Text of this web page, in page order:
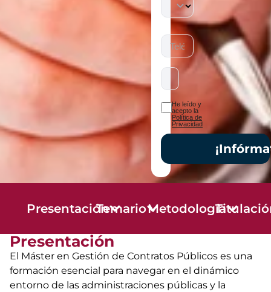
He leído y
acepto la
Política de
Privacidad
PresentaciónTemarioMetodología
Presentación
El Máster en Gestión de Contratos Públicos es una
formación esencial para navegar en el dinámico
entorno de las administraciones públicas y la